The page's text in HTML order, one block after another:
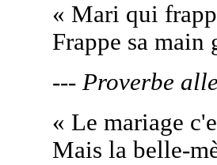
« Mari qui
Frappe sa main
--- Proverbe
« Le mariage
Mais la belle-